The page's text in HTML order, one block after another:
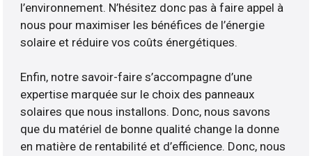
l’environnement. N’hésitez donc pas à faire appel à
nous pour maximiser les bénéfices de l’énergie
solaire et réduire vos coûts énergétiques.
Enfin, notre savoir-faire s’accompagne d’une
expertise marquée sur le choix des panneaux
solaires que nous installons. Donc, nous savons
que du matériel de bonne qualité change la donne
en matière de rentabilité et d’efficience. Donc, nous